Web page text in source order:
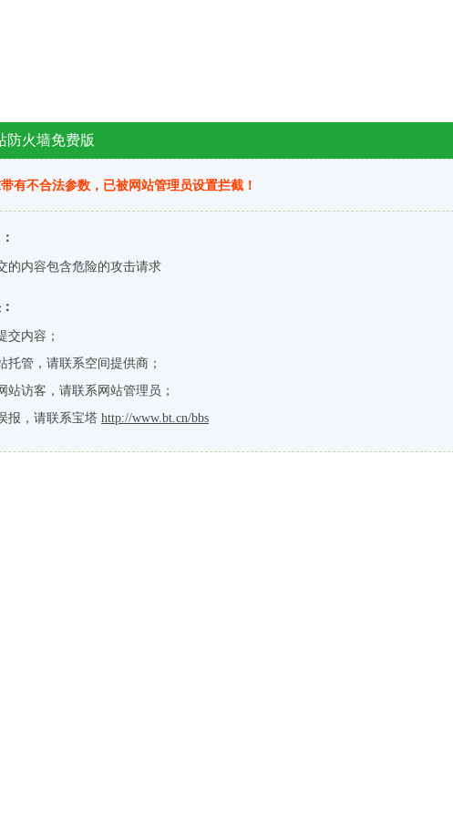
防火墙免费版
有不合法参数，已被网站管理员设置拦截！
的内容包含危险的攻击请求
交内容；
托管，请联系空间提供商；
站访客，请联系网站管理员；
报，请联系宝塔 http://www.bt.cn/bbs